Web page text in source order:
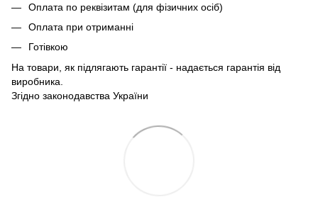
Оплата по реквізитам (для фізичних осіб)
Оплата при отриманні
Готівкою
На товари, як підлягають гарантії - надається гарантія від
виробника.
Згідно законодавства України